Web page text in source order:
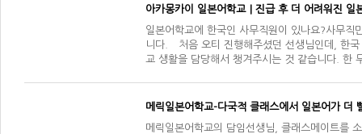
아카몽카이 일본어학교｜진급 후 더 어려워진
일본어학교에 한국인 사무직원이 있나요? ​사무
니다. 처음 오티 진행해주셨던 선생님인데, 한
교 생활을 담당해서 챙겨주시는 것 같습니다. 한
메릭일본어학교-다국적 클래스에서 일본어가
메릭일본어학교의 담임선생님, 클래스메이트를